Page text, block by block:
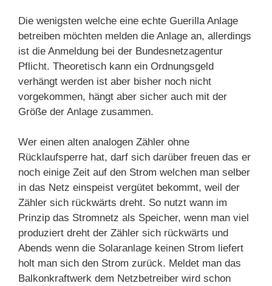
Die wenigsten welche eine echte Guerilla Anlage
betreiben möchten melden die Anlage an, allerdings
ist die Anmeldung bei der Bundesnetzagentur
Pflicht. Theoretisch kann ein Ordnungsgeld
verhängt werden ist aber bisher noch nicht
vorgekommen, hängt aber sicher auch mit der
Größe der Anlage zusammen.
Wer einen alten analogen Zähler ohne
Rücklaufsperre hat, darf sich darüber freuen das er
noch einige Zeit auf den Strom welchen man selber
in das Netz einspeist vergütet bekommt, weil der
Zähler sich rückwärts dreht. So nutzt wann im
Prinzip das Stromnetz als Speicher, wenn man viel
produziert dreht der Zähler sich rückwärts und
Abends wenn die Solaranlage keinen Strom liefert
holt man sich den Strom zurück. Meldet man das
Balkonkraftwerk dem Netzbetreiber wird schon